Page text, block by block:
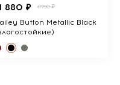
880 ₽ 17790 ₽
Button Metallic Black